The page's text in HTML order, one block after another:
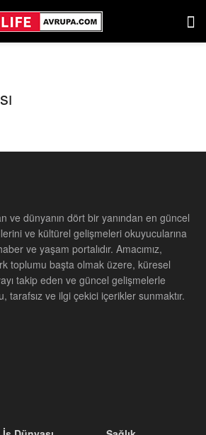
ve dünyanın dört bir yanından en güncel
ve kültürel gelişmeleri okuyucularına
ve yaşam portalıdır. Amacımız,
toplumu başta olmak üzere, küresel
takip eden ve güncel gelişmelerle
tarafsız ve ilgi çekici içerikler sunmaktır.